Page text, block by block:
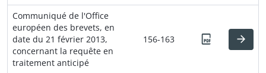
Communiqué de l'Office
européen des brevets, en
date du 21 février 2013,
concernant la requête en
traitement anticipé
156-163